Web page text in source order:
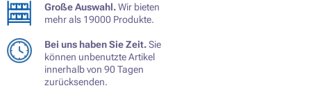
Große Auswahl.Wir bieten
mehr als 19000 Produkte.
Bei uns haben Sie Zeit.Sie
können unbenutzte Artikel
innerhalb von 90 Tagen
zurücksenden.